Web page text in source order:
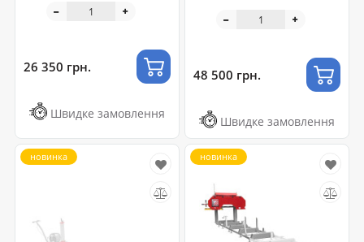
26 350 грн.
Швидке замовлення
48 500 грн.
Швидке замовлення
новинка новинка